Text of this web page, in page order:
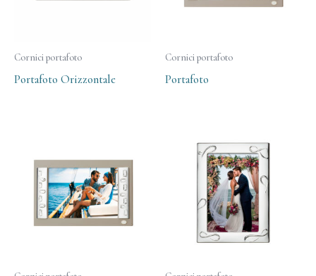
Cornici portafoto
Portafoto Orizzontale
Cornici portafoto
Portafoto